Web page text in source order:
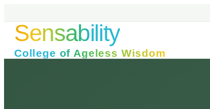
naarSensability
College of Ageless Wisdom